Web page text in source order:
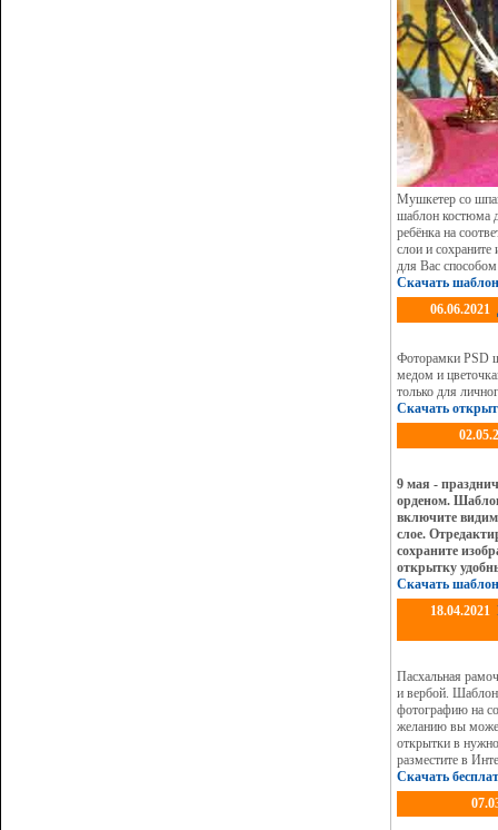
Мушкетер со
шаблон костюма
ребёнка на
слои и
для Вас способом
Скачать шаблон
06.06.2021
Фоторамки PSD
медом и
только для
Скачать
9 мая -
орденом.
включите
слое.
сохраните
открытку
Скачать
18.04.2021
Пасхальная
и вербой.
фотографию на
желанию вы
открытки в
разместите в
Скачать